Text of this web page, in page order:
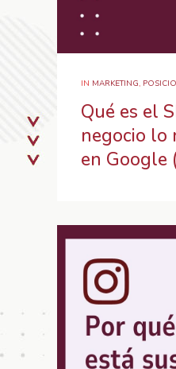
IN MARKETING,
Qué es el
negocio lo
en Google